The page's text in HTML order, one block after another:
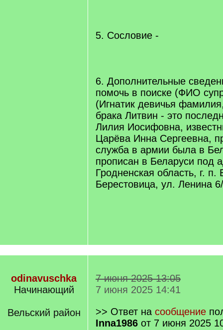
5. Сословие -
6. Дополнительные
помочь в поиске (ФИО
(Игнатик девичья
брака Литвин - это
Лилия Иосифовна,
Царёва Инна Сергеевна,
служба в армии была в
прописан в Беларуси под
Гродненская область, г.
Берестовица, ул. Ленина
odinavuschka
Начинающий
Вельский район
7 июня 2025 13:05
7 июня 2025 14:41
>> Ответ на сообщение
Inna1986 от 7 июня 2025